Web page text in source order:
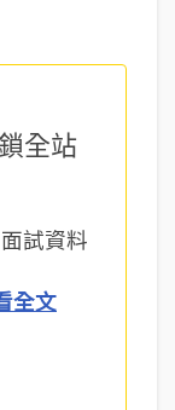
全站
試資料
全文